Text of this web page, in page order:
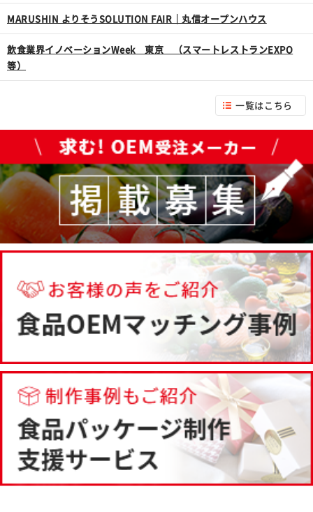
MARUSHIN よりそうSOLUTION FAIR｜丸信オープンハウス
飲食業界イノベーションWeek 東京 （スマートレストランEXPO
等）
一覧はこちら